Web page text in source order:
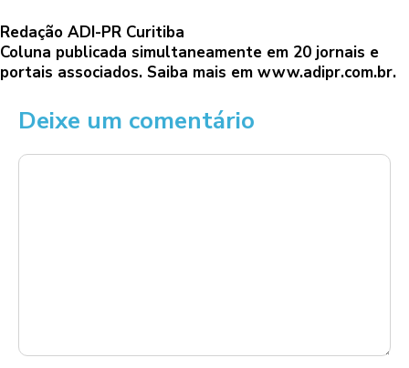
Redação ADI-PR Curitiba
Coluna publicada simultaneamente em 20 jornais e
portais associados. Saiba mais em www.adipr.com.br.
Deixe um comentário
Comentário